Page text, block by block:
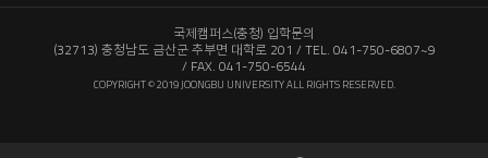
국제캠퍼스(충청) 입학문의
(32713) 충청남도 금산군 추부면 대학로 201 TEL. 041-750-6807~9
FAX. 041-750-6544
COPYRIGHT © 2019 JOONGBU UNIVERSITY ALL RIGHTS RESERVED.